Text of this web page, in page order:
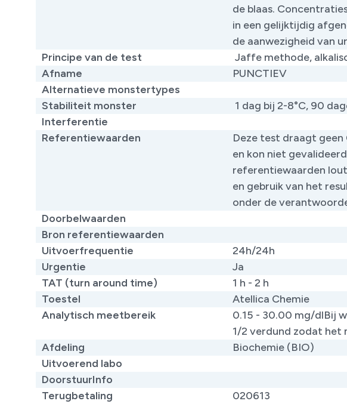
de blaas.
in een gelijktijdig
de aanwezigheid van
Principe van de test
Jaffe methode,
Afname
PUNCTIEV
Alternatieve monstertypes
Stabiliteit monster
1 dag bij 2-8°C, 90
Interferentie
Referentiewaarden
Deze test draagt
en kon niet
referentiewaarden
en gebruik van het
onder de
Doorbelwaarden
Bron referentiewaarden
Uitvoerfrequentie
24h/24h
Urgentie
Ja
TAT (turn around time)
1 h - 2 h
Toestel
Atellica Chemie
Analytisch meetbereik
0.15 - 30.00 mg/dlBij
1/2 verdund zodat
Afdeling
Biochemie (BIO)
Uitvoerend labo
DoorstuurInfo
Terugbetaling
020613